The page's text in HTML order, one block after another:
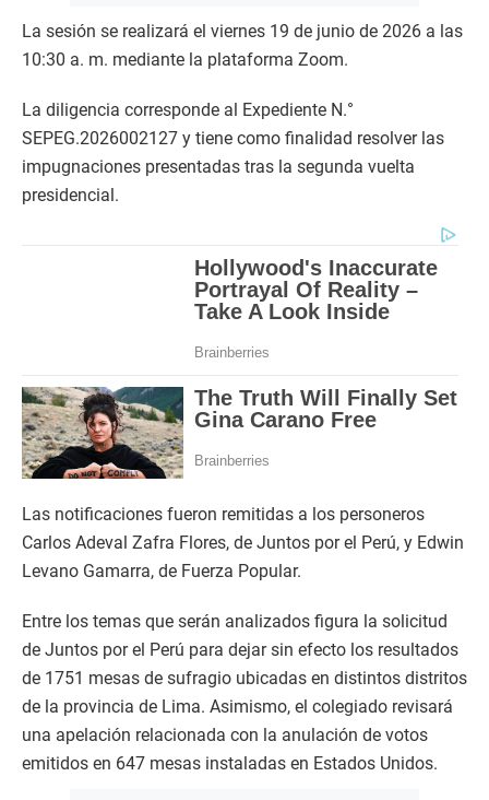
La sesión se realizará el viernes 19 de junio de 2026 a las
10:30 a. m. mediante la plataforma Zoom.
La diligencia corresponde al Expediente N.°
SEPEG.2026002127 y tiene como finalidad resolver las
impugnaciones presentadas tras la segunda vuelta
presidencial.
Las notificaciones fueron remitidas a los personeros
Carlos Adeval Zafra Flores, de Juntos por el Perú, y Edwin
Levano Gamarra, de Fuerza Popular.
Entre los temas que serán analizados figura la solicitud
de Juntos por el Perú para dejar sin efecto los resultados
de 1751 mesas de sufragio ubicadas en distintos distritos
de la provincia de Lima. Asimismo, el colegiado revisará
una apelación relacionada con la anulación de votos
emitidos en 647 mesas instaladas en Estados Unidos.